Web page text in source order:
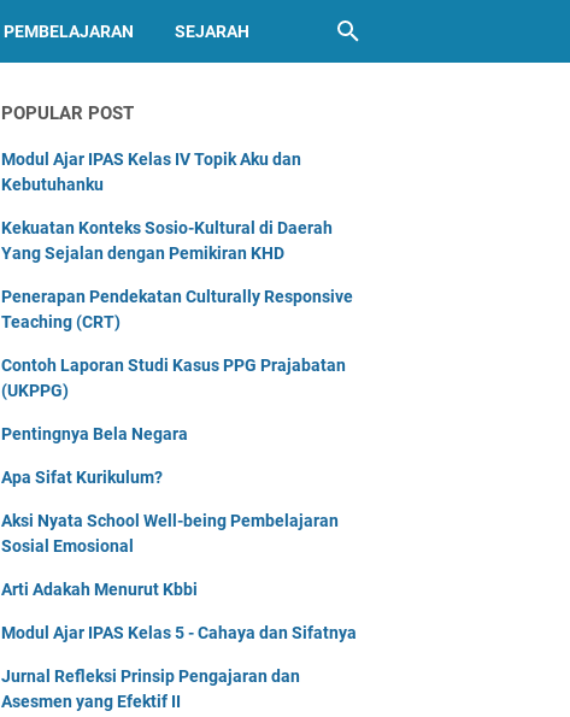
PEMBELAJARAN SEJARAH
POPULAR POST
Modul Ajar IPAS Kelas IV Topik Aku dan
Kebutuhanku
Kekuatan Konteks Sosio-Kultural di Daerah
Yang Sejalan dengan Pemikiran KHD
Penerapan Pendekatan Culturally Responsive
Teaching (CRT)
Contoh Laporan Studi Kasus PPG Prajabatan
(UKPPG)
Pentingnya Bela Negara
Apa Sifat Kurikulum?
Aksi Nyata School Well-being Pembelajaran
Sosial Emosional
Arti Adakah Menurut Kbbi
Modul Ajar IPAS Kelas 5 - Cahaya dan Sifatnya
Jurnal Refleksi Prinsip Pengajaran dan
Asesmen yang Efektif II